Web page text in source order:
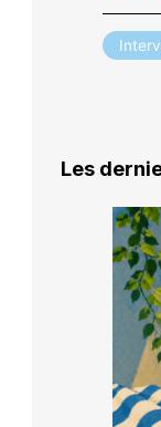
Les